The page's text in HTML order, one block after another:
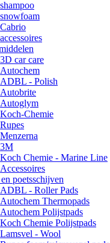
shampoo
snowfoam
Cabrio
accessoires
3D car care
Autochem
ADBL - Polish
Autobrite
Autoglym
Koch-Chemie
Rupes
Menzerna
3M
Koch Chemie - Marine Line
Accessoires
poetsschijven
ADBL - Roller Pads
Autochem Thermopads
Autochem Polijstpads
Koch Chemie Polijstpads
Lamsvel - Wool